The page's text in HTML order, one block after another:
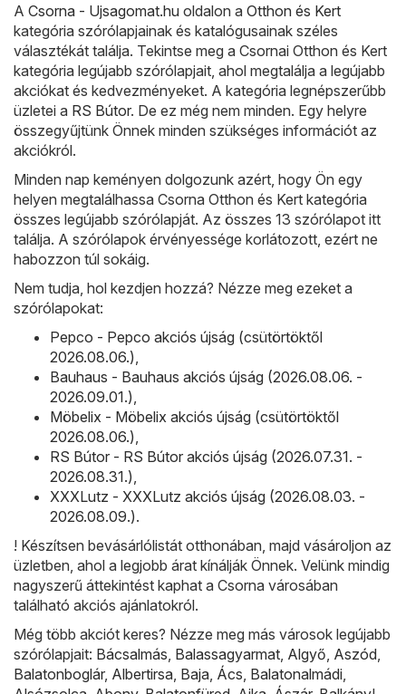
A Csorna - Ujsagomat.hu oldalon a Otthon és Kert
kategória szórólapjainak és katalógusainak széles
választékát találja. Tekintse meg a Csornai Otthon és Kert
kategória legújabb szórólapjait, ahol megtalálja a legújabb
akciókat és kedvezményeket. A kategória legnépszerűbb
üzletei a RS Bútor. De ez még nem minden. Egy helyre
összegyűjtünk Önnek minden szükséges információt az
akciókról.
Minden nap keményen dolgozunk azért, hogy Ön egy
helyen megtalálhassa Csorna Otthon és Kert kategória
összes legújabb szórólapját. Az összes 13 szórólapot itt
találja. A szórólapok érvényessége korlátozott, ezért ne
habozzon túl sokáig.
Nem tudja, hol kezdjen hozzá? Nézze meg ezeket a
szórólapokat:
Pepco - Pepco akciós újság (csütörtöktől
2026.08.06.)
Bauhaus - Bauhaus akciós újság (2026.08.06. -
2026.09.01.)
Möbelix - Möbelix akciós újság (csütörtöktől
2026.08.06.)
RS Bútor - RS Bútor akciós újság (2026.07.31. -
2026.08.31.)
XXXLutz - XXXLutz akciós újság (2026.08.03. -
2026.08.09.).
! Készítsen bevásárlólistát otthonában, majd vásároljon az
üzletben, ahol a legjobb árat kínálják Önnek. Velünk mindig
nagyszerű áttekintést kaphat a Csorna városában
található akciós ajánlatokról.
Még több akciót keres? Nézze meg más városok legújabb
szórólapjait: Bácsalmás Balassagyarmat Algyő Aszód
Balatonboglár, Albertirsa Baja Ács Balatonalmádi